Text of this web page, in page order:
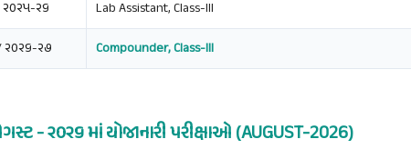
૨૬ Lab Assistant, Class-III
૨૦૨૬-૨૭ Compounder, Class-III
- ૨૦૨૬ માં યોજાનારી પરીક્ષાઓ (AUGUST-2026)